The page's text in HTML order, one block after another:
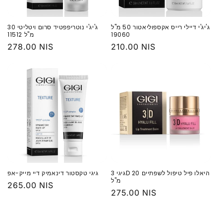
‏ג'יג'י נוטריפפטיד סרום ויטליטי 30
מ"ל 11512
מחיר
278.00 NIS
ג'יג'י דיילי רייס אקספוליאטור 50 מ"ל
19060
מחיר
210.00 NIS
גיגי טקסטור דינאמיק דיי מייק-אפ
מחיר
265.00 NIS
גיגי 3D היאלו פיל טיפול לשפתיים 20
מ"ל
מחיר
275.00 NIS